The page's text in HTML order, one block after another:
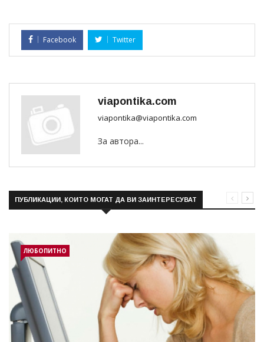
Facebook Twitter
viapontika.com
viapontika@viapontika.com
За автора...
ПУБЛИКАЦИИ, КОИТО МОГАТ ДА ВИ ЗАИНТЕРЕСУВАТ
ЛЮБОПИТНО